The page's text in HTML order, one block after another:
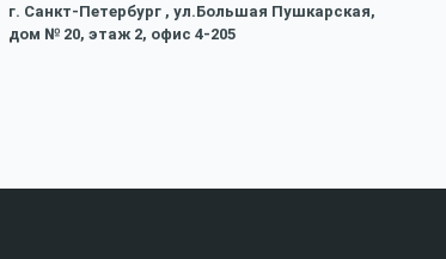
г. Санкт-Петербург , ул.Большая Пушкарская,
дом № 20, этаж 2, офис 4-205